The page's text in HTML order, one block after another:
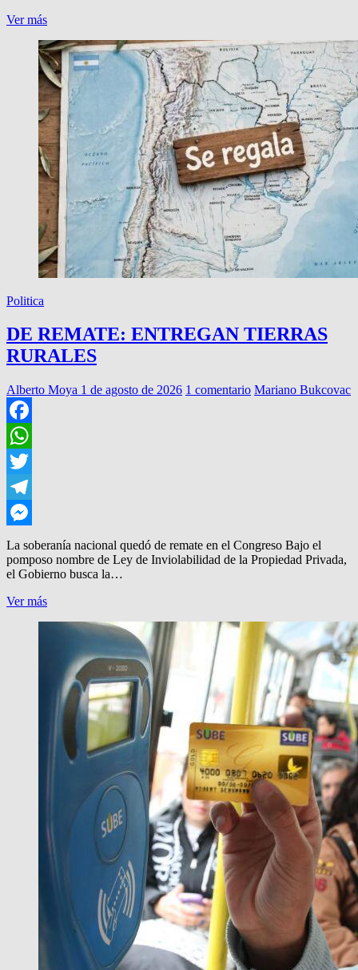
Ver másVECINO
EL
MUNDIAL
DE
VÓLEY
UNIVERSITARIO
Politica
DE REMATE: ENTREGAN TIERRAS
RURALES
Alberto Moya 1 de agosto de 2026 1 comentario Mariano Bukcovac
Facebook
WhatsApp
Twitter
Telegram
Messenger
La soberanía nacional quedó de remate en el Congreso Bajo el
pomposo nombre de Ley de Inviolabilidad de la Propiedad Privada,
el Gobierno busca la…
Ver másDE
ENTREGAN
RURALES